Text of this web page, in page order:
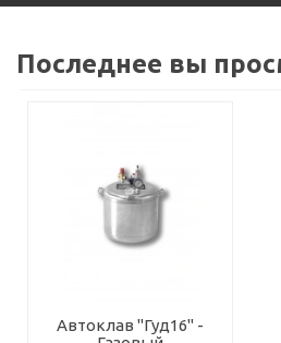
Последнее вы
Автоклав "Гуд16" -